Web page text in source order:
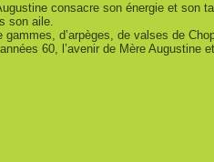
consacre son énergie et son
son aile.
d’arpèges, de valses de
60, l’avenir de Mère Augustine